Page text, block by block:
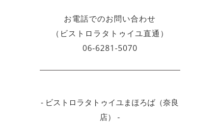
お電話でのお問い合わせ
（ビストロラタトゥイユ直通）
06-6281-5070
- ビストロラタトゥイユまほろば（奈良
店） -